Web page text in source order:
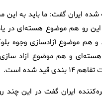
شده ایران گفت: ما باید به این
این رو هم موضوع هسته‌ای در
و هم موضوع آزادسازی وجوه
هسته‌ای و هم موضوع آزاد
قید شده است.
ایران گفت در این چند